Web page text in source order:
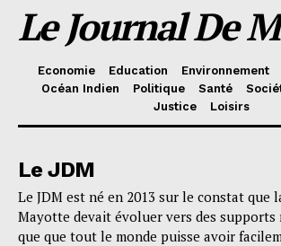
Le Journal De
Economie Education Environnement
Océan Indien
Politique Santé
Justice
Loisirs
Le JDM
Le JDM est né en 2013 sur le constat que
Mayotte devait évoluer vers des supports
que que tout le monde puisse avoir